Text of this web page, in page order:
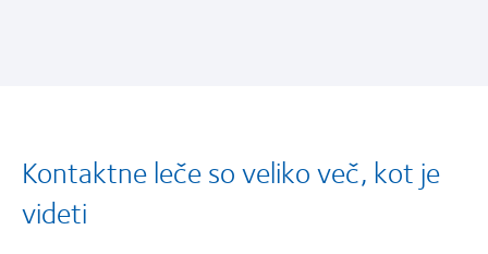
Kontaktne leče so veliko več, kot je
videti